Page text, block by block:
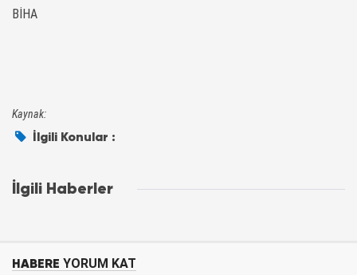
BİHA
Kaynak:
İlgili Konular :
İlgili Haberler
HABERE YORUM KAT